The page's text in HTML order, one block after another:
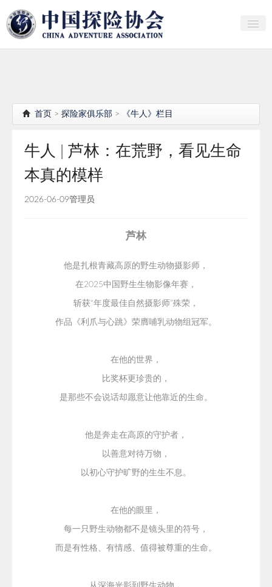
产业研究
行者证书申报
分支机构
首页 > 探险家俱乐部 > 《牛人》栏目
牛人 | 芦林：在荒野，看见生命
本真的模样
2026-06-09管理员
芦林
他是扎根青藏高原的野生动物摄影师，
在2025中国野生生物影像年赛，
斩获“年度最佳自然摄影师”殊荣，
作品《利爪与心跳》荣膺哺乳动物组冠军。
在他的世界，
比奖杯更珍贵的，
是那些不会说话却愿意让他靠近的生命。
他是奔走在高原的守护者，
以善意对待万物，
以初心守护旷野的生生不息。
在他的眼里，
每一只野生动物都不是镜头里的符号，
而是有性格、有情感、值得被尊重的生命。